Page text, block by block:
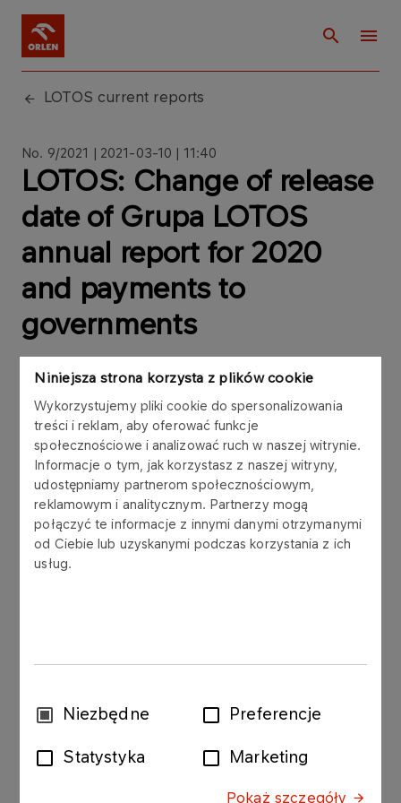
Niniejsza strona korzysta z plików cookie
Wykorzystujemy pliki cookie do spersonalizowania
treści i reklam, aby oferować funkcje
społecznościowe i analizować ruch w naszej witrynie.
Informacje o tym, jak korzystasz z naszej witryny,
udostępniamy partnerom społecznościowym,
reklamowym i analitycznym. Partnerzy mogą
połączyć te informacje z innymi danymi otrzymanymi
od Ciebie lub uzyskanymi podczas korzystania z ich
usług.
WybórNiezbędne Preferencje
Statystyka Marketing
Pokaż szczegóły
LOTOS current reports
No. 9/2021 | 2021-03-10 | 11:40
LOTOS: Change of release
date of Grupa LOTOS
annual report for 2020
and payments to
governments
Grupa LOTOS S.A. (the “Company”) announces
that the release date of the Company’s annual
report for 2020, originally scheduled for March
12th 2021 according to the current report no
3/2021, will be postponed to March 31th 2021.
The 2020 annual report will contain:
further announces that the ‘Consolidated report
March 31th 2021.